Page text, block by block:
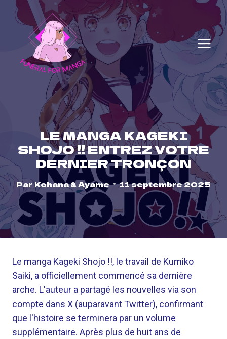
Skip
content
LE MANGA KAGEKI
SHOJO !! ENTREZ VOTRE
DERNIER TRONÇON
ParKohana & Ayame 11 septembre 2025
Le manga Kageki Shojo !!, le travail de Kumiko
Saiki, a officiellement commencé sa dernière
arche. L'auteur a partagé les nouvelles via son
compte dans X (auparavant Twitter), confirmant
que l'histoire se terminera par un volume
supplémentaire. Après plus de huit ans de